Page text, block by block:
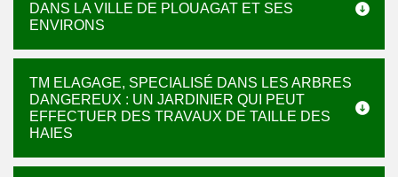
DANS LA VILLE DE PLOUAGAT ET SES
ENVIRONS
TM ELAGAGE, SPECIALISÉ DANS LES ARBRES
DANGEREUX : UN JARDINIER QUI PEUT
EFFECTUER DES TRAVAUX DE TAILLE DES
HAIES